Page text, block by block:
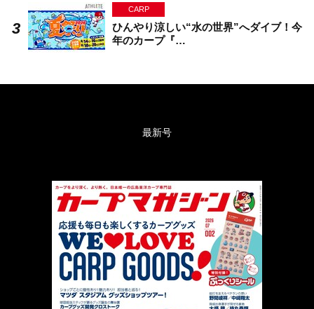
CARP
ひんやり涼しい“水の世界”へダイブ！今
年のカープ『…
最新号